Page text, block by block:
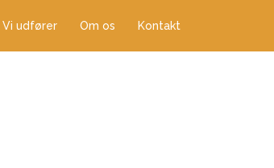
Vi udfører Om os Kontakt